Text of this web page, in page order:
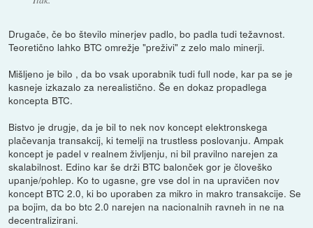
Drugače, če bo število minerjev padlo, bo padla tudi težavnost.
Teoretično lahko BTC omrežje "preživi" z zelo malo minerji.
Mišljeno je bilo , da bo vsak uporabnik tudi full node, kar pa se je
kasneje izkazalo za nerealistično. Še en dokaz propadlega
koncepta BTC.
Bistvo je drugje, da je bil to nek nov koncept elektronskega
plačevanja transakcij, ki temelji na trustless poslovanju. Ampak
koncept je padel v realnem življenju, ni bil pravilno narejen za
skalabilnost. Edino kar še drži BTC balonček gor je človeško
upanje/pohlep. Ko to ugasne, gre vse dol in na upravičen nov
koncept BTC 2.0, ki bo uporaben za mikro in makro transakcije. Se
pa bojim, da bo btc 2.0 narejen na nacionalnih ravneh in ne na
decentralizirani.